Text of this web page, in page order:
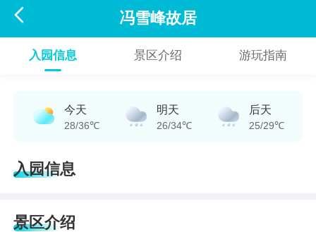
 冯雪峰故居
入园信息 景区介绍 游玩指南
今天
28/36℃
明天
26/34℃
后天
25/29℃
入园信息
景区介绍